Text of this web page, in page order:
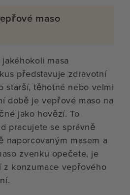
maso
masa
představuje zdravotní
starší, těhotné nebo velmi
době je vepřové maso na
jako hovězí. To
pracujete se správně
naporcovaným masem a
zvenku opečete, je
konzumace vepřového